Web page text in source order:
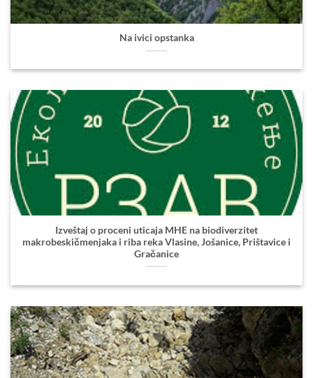
Na ivici opstanka
Izveštaj o proceni uticaja MHE na biodiverzitet
makrobeskičmenjaka i riba reka Vlasine, Jošanice, Prištavice i
Gračanice